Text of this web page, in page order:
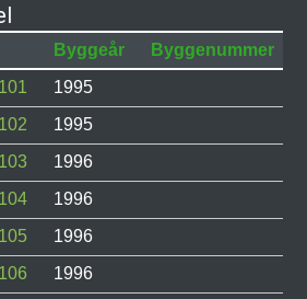
Byggeår Byggenummer
1995
1995
1996
1996
1996
1996